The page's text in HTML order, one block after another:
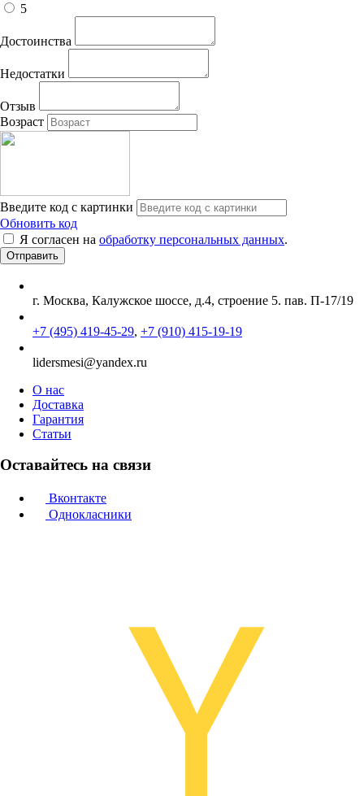
5
Достоинства
Недостатки
Отзыв
Возраст
Введите код с картинки
Обновить код
Я согласен на обработку персональных данных.
г. Москва, Калужское шоссе, д.4, строение 5. пав. П-17/19
+7 (495) 419-45-29, +7 (910) 415-19-19
lidersmesi@yandex.ru
О нас
Доставка
Гарантия
Статьи
Оставайтесь на связи
Вконтакте
Однокласники